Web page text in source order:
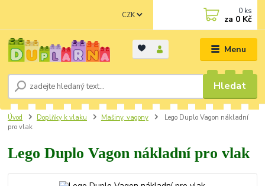
Menu
CZK
Hledat
0 ks
za 0 Kč
Úvod Doplňky k vlaku Mašiny, vagony
Lego Duplo Vagon nákladní
pro vlak
Lego Duplo Vagon nákladní pro vlak